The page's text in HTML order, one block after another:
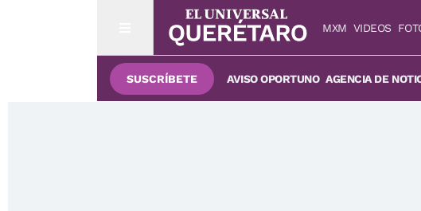
MXM VIDEOS
SUSCRÍBETE AVISO OPORTUNO AGENCIA DE